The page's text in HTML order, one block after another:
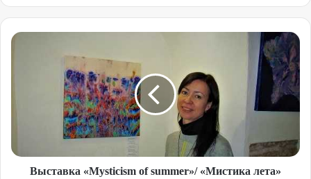
Выставка «Mysticism of summer»/ «Мистика лета»